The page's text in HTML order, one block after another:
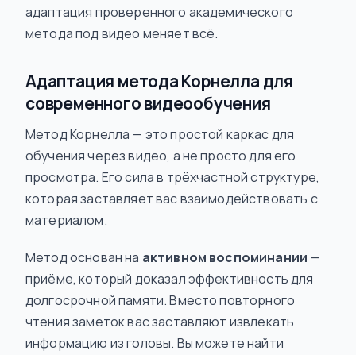
адаптация проверенного академического
метода под видео меняет всё.
Адаптация метода Корнелла для
современного видеообучения
Метод Корнелла — это простой каркас для
обучениячерез видео, а не просто для его
просмотра. Его сила в трёхчастной структуре,
которая заставляет вас взаимодействовать с
материалом.
Метод основан на активном воспоминании —
приёме, который доказал эффективность для
долгосрочной памяти. Вместо повторного
чтения заметок вас заставляют извлекать
информацию из головы. Вы можете найти